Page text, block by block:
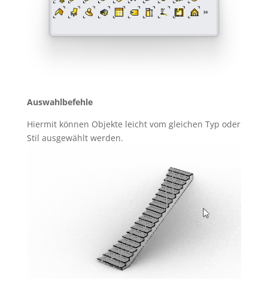
Auswahlbefehle
Hiermit können Objekte leicht vom gleichen Typ oder
Stil ausgewählt werden.